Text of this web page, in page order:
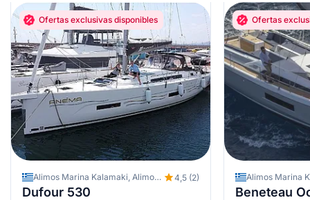
Ofertas exclusivas disponibles
Alimos Marina Kalamaki, Alimos - Kalamaki (Atenas), Grecia 4,5 (2)
Dufour 530
Ofertas
Beneteau